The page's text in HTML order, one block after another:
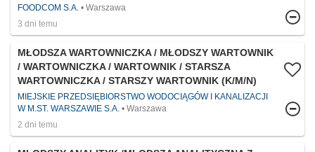
FOODCOM S.A.
Warszawa
3 dni temu
MŁODSZA WARTOWNICZKA / MŁODSZY WARTOWNIK
/ WARTOWNICZKA / WARTOWNIK / STARSZA
WARTOWNICZKA / STARSZY WARTOWNIK (K/M/N)
MIEJSKIE PRZEDSIĘBIORSTWO WODOCIĄGÓW I KANALIZACJI
W M.ST. WARSZAWIE S.A.
Warszawa
2 dni temu